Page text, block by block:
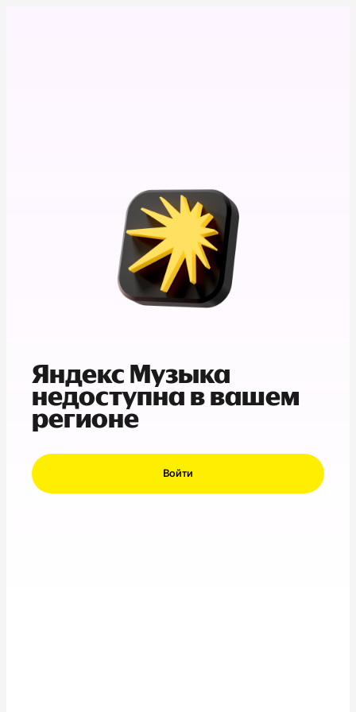
Яндекс Музыка
недоступна в вашем
регионе
Войти